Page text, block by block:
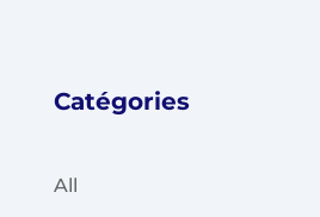
Catégories
All